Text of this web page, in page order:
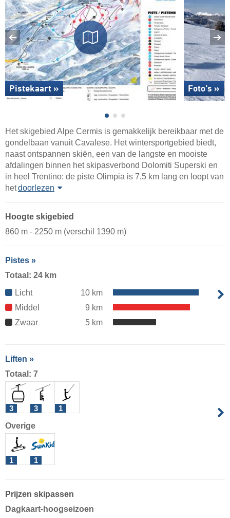
Pistekaart » Foto's »
Het skigebied Alpe Cermis is gemakkelijk bereikbaar met de
gondelbaan vanuit Cavalese. Het wintersportgebied biedt,
naast ontspannen skiën, een van de langste en mooiste
afdalingen binnen het skipasverbond Dolomiti Superski en
in heel Trentino: de piste Olimpia is 7,5 km lang en loopt van
hetdoorlezen
Hoogte skigebied
860 m - 2250 m (verschil 1390 m)
Pistes »
Totaal: 24 km
Licht
10 km
Middel
9 km
Zwaar
5 km
Liften »
Totaal: 7
3 3 1
Overige
1 1
Prijzen skipassen
Dagkaart-hoogseizoen